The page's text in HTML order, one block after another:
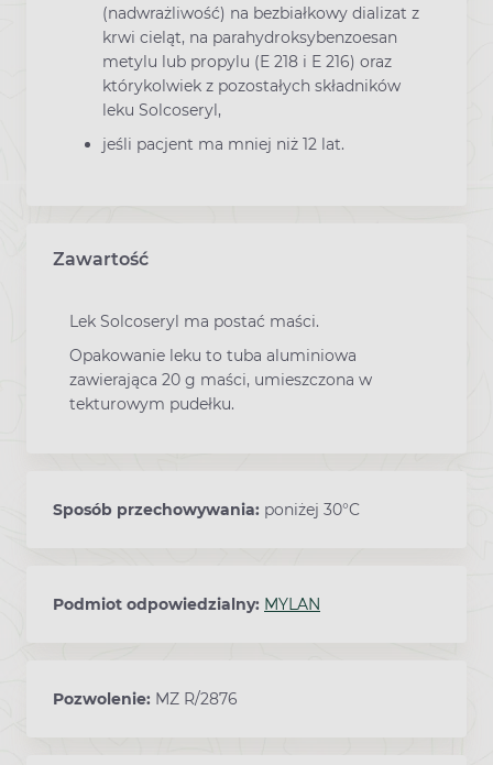
(nadwrażliwość) na bezbiałkowy dializat z
krwi cieląt, na parahydroksybenzoesan
metylu lub propylu (E 218 i E 216) oraz
którykolwiek z pozostałych składników
leku Solcoseryl,
jeśli pacjent ma mniej niż 12 lat.
Zawartość
Lek Solcoseryl ma postać maści.
Opakowanie leku to tuba aluminiowa
zawierająca 20 g maści, umieszczona w
tekturowym pudełku.
Sposób przechowywania: poniżej 30°C
Podmiot odpowiedzialny: MYLAN
Pozwolenie: MZ R/2876